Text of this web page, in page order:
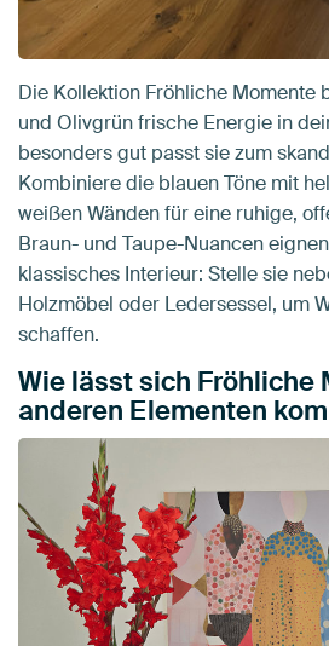
Die Kollektion Fröhliche Momente
und Olivgrün frische Energie in
besonders gut passt sie zum
Kombiniere die blauen Töne mit
weißen Wänden für eine ruhige,
Braun- und Taupe-Nuancen
klassisches Interieur: Stelle sie
Holzmöbel oder Ledersessel, um
schaffen.
Wie lässt sich Fröhliche
anderen Elementen